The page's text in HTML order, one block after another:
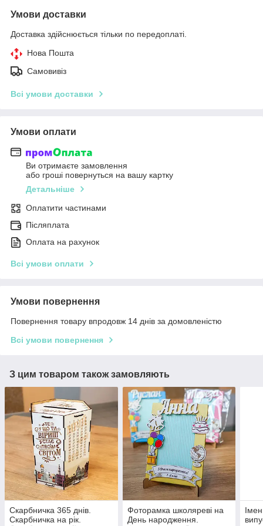
Умови доставки
Доставка здійснюється тільки по передоплаті.
Нова Пошта
Самовивіз
Всі умови доставки
Умови оплати
Ви отримаєте замовлення
або гроші повернуться на вашу картку
Детальніше
Оплатити частинами
Післяплата
Оплата на рахунок
Всі умови оплати
Умови повернення
Повернення товару впродовж 14 днів за домовленістю
Всі умови повернення
З цим товаром також замовляють
Скарбничка 365 днів.
Скарбничка на рік.
Фоторамка школяреві на
День народження.